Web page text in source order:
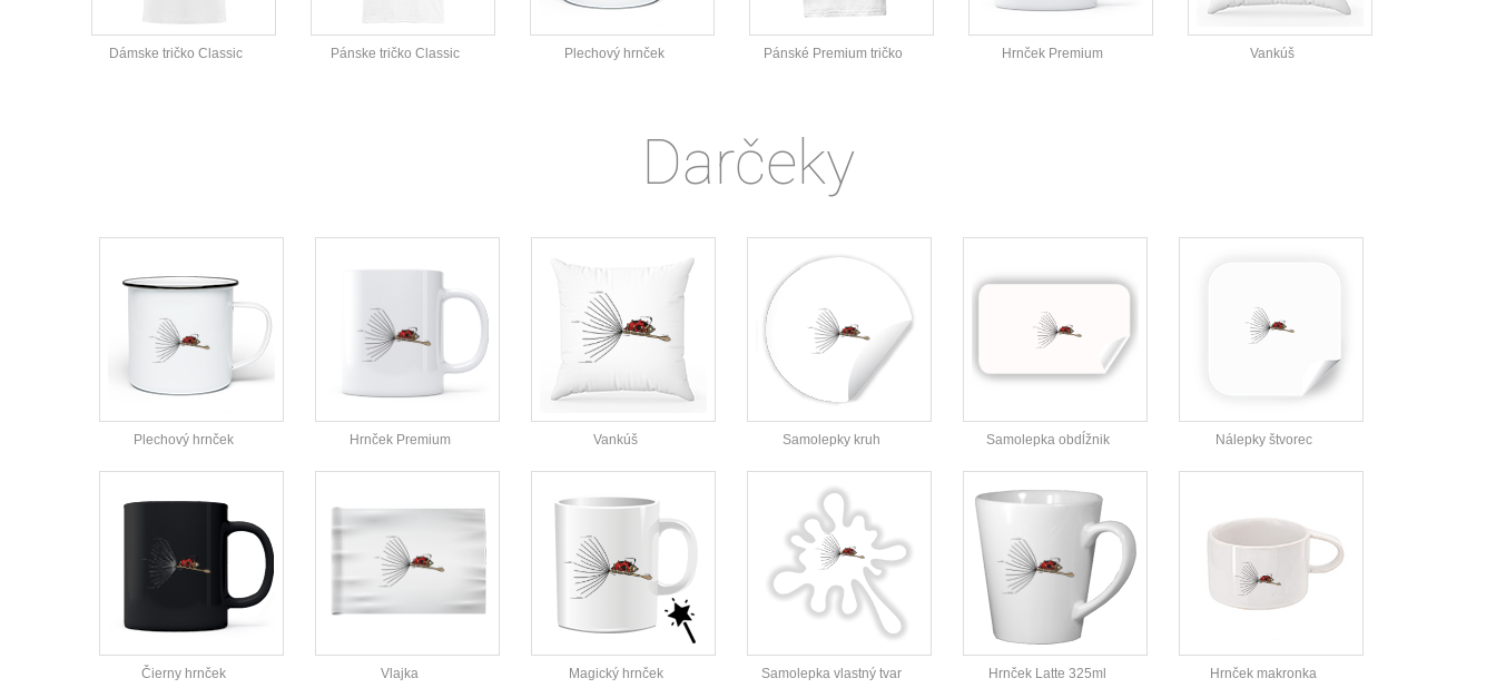
Dámske tričko Classic Pánske tričko Classic Plechový hrnček Pánské Premium tričko Hrnček Premium Vankúš
Darčeky
Plechový hrnček Hrnček Premium Vankúš Samolepky kruh Samolepka obdĺžnik Nálepky štvorec
Čierny hrnček Vlajka Magický hrnček Samolepka vlastný tvar Hrnček Latte 325ml Hrnček makronka